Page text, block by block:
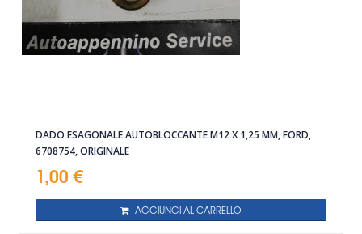
DADO ESAGONALE AUTOBLOCCANTE M12 X 1,25 MM, FORD,
6708754, ORIGINALE
1,00 €
AGGIUNGI AL CARRELLO